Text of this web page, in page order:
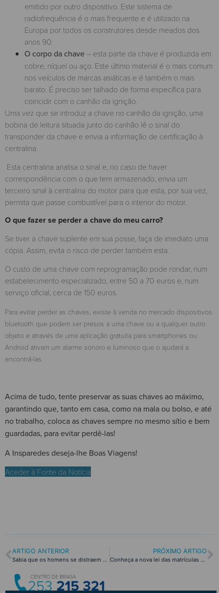
emitido por outro dispositivo. Este sistema de
radiofrequência é o mais frequente e é utilizado na
Europa por todos os construtores desde meados dos
anos 90.
O corpo da chave– esta parte da chave é produzida em
cobre, níquel ou aço. Este último material é o mais comum
nos veículos de marcas asiáticas e é também o mais
barato. É preciso ser talhado de forma específica para
coincidir com o canhão da ignição.
Uma vez que se introduz a chave no canhão da ignição, uma
bobina de leitura situada junto do canhão lê o sinal do
transponder da chave e envia a informação de certificação à
centralina.
Esta centralina analisa o sinal e, no caso de haver
correspondência com o que tem armazenado, envia um
terceiro sinal à centralina do motor para que esta, por sua vez,
permita que passe combustível para o interior do motor.
O que fazer se perder a chave do meu carro?
Se tiver a chave suplente em sua posse, faça de imediato uma
cópia. Assim, evita o risco de perder também esta.
O custo de uma chave com reprogramação pode rondar, num
estabelecimento especializado, entre 50 a 70 euros e, num
serviço oficial, cerca de 150 euros.
Para evitar perder as chaves, existe à venda no mercado dispositivos
bluetooth que podem ser presos a uma chave ou a qualquer outro
objeto e através de uma aplicação gratuita para smartphones ou
Android ativam um alarme sonoro e luminoso que o ajudará a
encontrá-las.
Acima de tudo, tente preservar as suas chaves ao máximo,
garantindo que, tanto em casa, como na mala ou bolso, e até
no trabalho, coloca as chaves sempre no mesmo sítio e bem
guardadas, para evitar perdê-las!
A Insparedes deseja-lhe Boas Viagens!
Aceder à Fonte da Notícia
ARTIGO ANTERIOR
Sabia que os homens se distraem mais que as mulheres ao volante?
PRÓXIMO ARTIGO
Conheça a nova lei das matrículas com a Insparedes!